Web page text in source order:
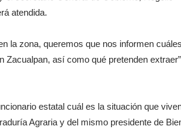
atendida.
la zona, queremos que nos informen cuáles
así como qué pretenden
estatal cuál es la situación que
Agraria y del mismo presidente de